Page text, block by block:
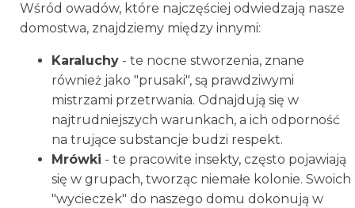
Wśród owadów, które najczęściej odwiedzają nasze
domostwa, znajdziemy między innymi:
Karaluchy - te nocne stworzenia, znane
również jako "prusaki", są prawdziwymi
mistrzami przetrwania. Odnajdują się w
najtrudniejszych warunkach, a ich odporność
na trujące substancje budzi respekt.
Mrówki - te pracowite insekty, często pojawiają
się w grupach, tworząc niemałe kolonie. Swoich
"wycieczek" do naszego domu dokonują w